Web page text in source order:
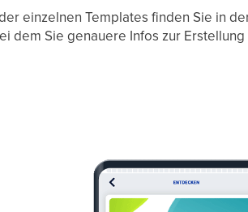
einzelnen Templates finden Sie in
dem Sie genauere Infos zur